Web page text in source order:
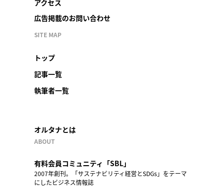
アクセス
広告掲載のお問い合わせ
SITE MAP
トップ
記事一覧
執筆者一覧
オルタナとは
ABOUT
有料会員コミュニティ「SBL」
2007年創刊。「サステナビリティ経営とSDGs」をテーマ
にしたビジネス情報誌